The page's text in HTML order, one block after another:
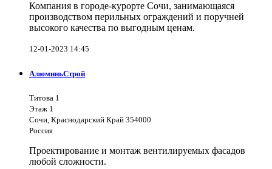
Компания в городе-курорте Сочи, занимающаяся
производством перильных ограждений и поручней
высокого качества по выгодным ценам.
12-01-2023 14:45
АлюминьСтрой
Титова 1
Этаж 1
Сочи, Краснодарский Край 354000
Россия
Проектирование и монтаж вентилируемых фасадов
любой сложности.